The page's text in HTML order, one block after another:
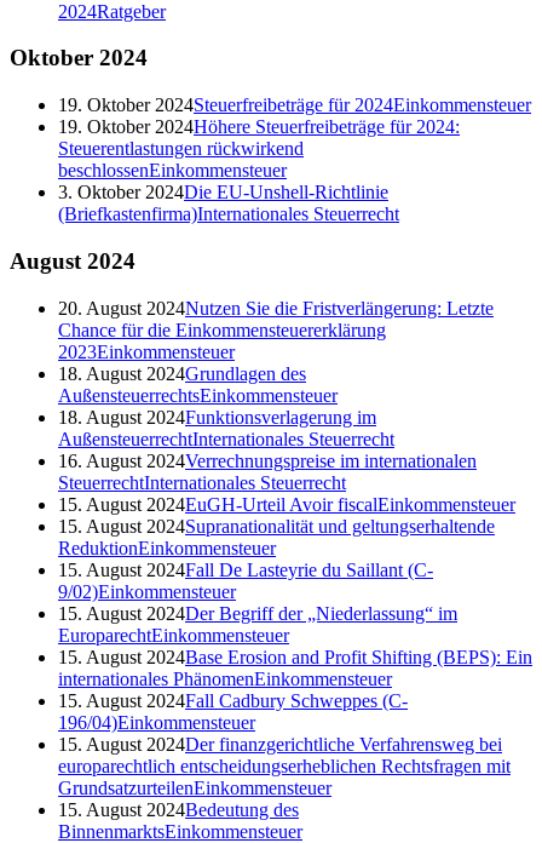
2024Ratgeber
Oktober 2024
19. Oktober 2024Steuerfreibeträge für 2024Einkommensteuer
19. Oktober 2024Höhere Steuerfreibeträge für 2024:
Steuerentlastungen rückwirkend
beschlossenEinkommensteuer
3. Oktober 2024Die EU-Unshell-Richtlinie
(Briefkastenfirma)Internationales Steuerrecht
August 2024
20. August 2024Nutzen Sie die Fristverlängerung: Letzte
Chance für die Einkommensteuererklärung
2023Einkommensteuer
18. August 2024Grundlagen des
AußensteuerrechtsEinkommensteuer
18. August 2024Funktionsverlagerung im
AußensteuerrechtInternationales Steuerrecht
16. August 2024Verrechnungspreise im internationalen
SteuerrechtInternationales Steuerrecht
15. August 2024EuGH-Urteil Avoir fiscalEinkommensteuer
15. August 2024Supranationalität und geltungserhaltende
ReduktionEinkommensteuer
15. August 2024Fall De Lasteyrie du Saillant (C-
9/02)Einkommensteuer
15. August 2024Der Begriff der „Niederlassung“ im
EuroparechtEinkommensteuer
15. August 2024Base Erosion and Profit Shifting (BEPS): Ein
internationales PhänomenEinkommensteuer
15. August 2024Fall Cadbury Schweppes (C-
196/04)Einkommensteuer
15. August 2024Der finanzgerichtliche Verfahrensweg bei
europarechtlich entscheidungserheblichen Rechtsfragen mit
GrundsatzurteilenEinkommensteuer
15. August 2024Bedeutung des
BinnenmarktsEinkommensteuer